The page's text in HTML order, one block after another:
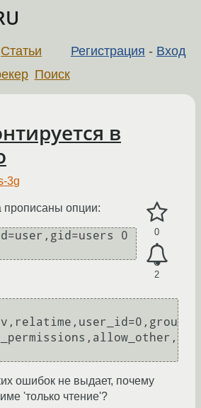
Регистрация - Вход
Статьи
Поиск
в
3g
0
2
прописаны опции:
ошибок не выдает, почему
'только чтение'?